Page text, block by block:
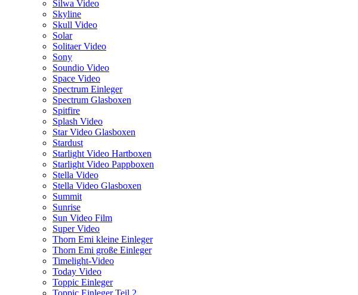
Silwa Video
Skyline
Skull Video
Solar
Solitaer Video
Sony
Soundio Video
Space Video
Spectrum Einleger
Spectrum Glasboxen
Spitfire
Splash Video
Star Video Glasboxen
Stardust
Starlight Video Hartboxen
Starlight Video Pappboxen
Stella Video
Stella Video Glasboxen
Summit
Sunrise
Sun Video Film
Super Video
Thorn Emi kleine Einleger
Thorn Emi große Einleger
Timelight-Video
Today Video
Toppic Einleger
Toppic Einleger Teil 2